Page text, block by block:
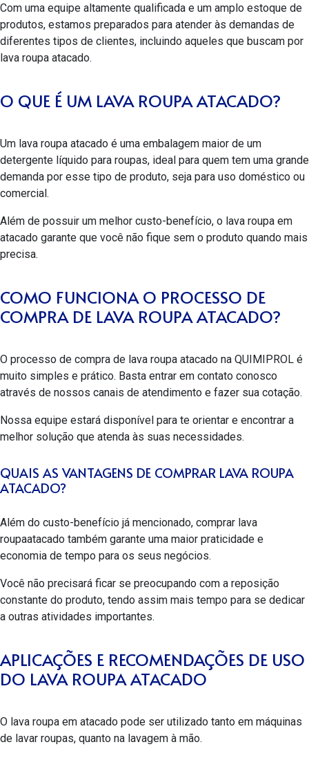
Com uma equipe altamente qualificada e um amplo estoque de
produtos, estamos preparados para atender às demandas de
diferentes tipos de clientes, incluindo aqueles que buscam por
lava roupa atacado.
O QUE É UM LAVA ROUPA ATACADO?
Um lava roupa atacado é uma embalagem maior de um
detergente líquido para roupas, ideal para quem tem uma grande
demanda por esse tipo de produto, seja para uso doméstico ou
comercial.
Além de possuir um melhor custo-benefício, o lava roupa em
atacado garante que você não fique sem o produto quando mais
precisa.
COMO FUNCIONA O PROCESSO DE
COMPRA DE LAVA ROUPA ATACADO?
O processo de compra de lava roupa atacado na QUIMIPROL é
muito simples e prático. Basta entrar em contato conosco
através de nossos canais de atendimento e fazer sua cotação.
Nossa equipe estará disponível para te orientar e encontrar a
melhor solução que atenda às suas necessidades.
QUAIS AS VANTAGENS DE COMPRAR LAVA ROUPA
ATACADO?
Além do custo-benefício já mencionado, comprar lava
roupaatacado também garante uma maior praticidade e
economia de tempo para os seus negócios.
Você não precisará ficar se preocupando com a reposição
constante do produto, tendo assim mais tempo para se dedicar
a outras atividades importantes.
APLICAÇÕES E RECOMENDAÇÕES DE USO
DO LAVA ROUPA ATACADO
O lava roupa em atacado pode ser utilizado tanto em máquinas
de lavar roupas, quanto na lavagem à mão.